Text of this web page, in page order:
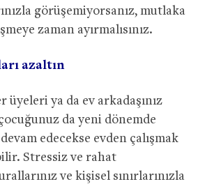
görüşemiyorsanız, mutlaka
zaman ayırmalısınız.
azaltın
üyeleri ya da ev arkadaşınız
da yeni dönemde
edecekse evden çalışmak
Stressiz ve rahat
ve kişisel sınırlarınızla